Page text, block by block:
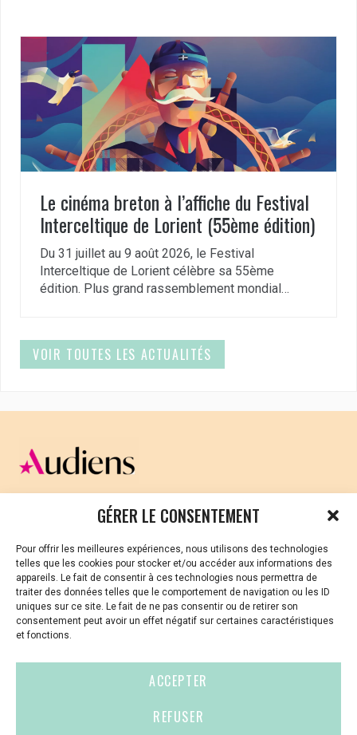
GÉRER LE CONSENTEMENT
Pour offrir les meilleures expériences, nous utilisons des technologies
telles que les cookies pour stocker et/ou accéder aux informations des
appareils. Le fait de consentir à ces technologies nous permettra de
traiter des données telles que le comportement de navigation ou les ID
uniques sur ce site. Le fait de ne pas consentir ou de retirer son
consentement peut avoir un effet négatif sur certaines caractéristiques
et fonctions.
ACCEPTER
REFUSER
Le cinéma breton à l’affiche du Festival
Interceltique de Lorient (55ème édition)
Du 31 juillet au 9 août 2026, le Festival
Interceltique de Lorient célèbre sa 55ème
édition. Plus grand rassemblement mondial…
VOIR TOUTES LES ACTUALITÉS
CELLULE D’ÉCOUTE ET DE SOUTIEN PSYCHOLOGIQUE ET
Vous avez été témoin ou vous êtes victime de VSS ? Ou
vous êtes référent·es harcèlement en besoin de soutien
ou d’informations ?
01 87 20 30 90
violences-sexuelles-culture@audiens.org